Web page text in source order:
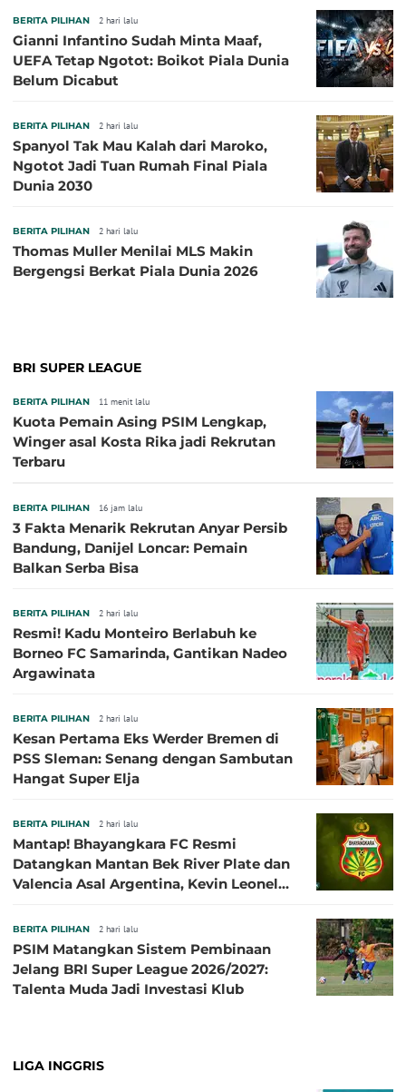
BERITA PILIHAN 2 hari lalu
Gianni Infantino Sudah Minta Maaf,
UEFA Tetap Ngotot: Boikot Piala Dunia
Belum Dicabut
BERITA PILIHAN 2 hari lalu
Spanyol Tak Mau Kalah dari Maroko,
Ngotot Jadi Tuan Rumah Final Piala
Dunia 2030
BERITA PILIHAN 2 hari lalu
Thomas Muller Menilai MLS Makin
Bergengsi Berkat Piala Dunia 2026
BRI SUPER LEAGUE
BERITA PILIHAN 11 menit lalu
Kuota Pemain Asing PSIM Lengkap,
Winger asal Kosta Rika jadi Rekrutan
Terbaru
BERITA PILIHAN 16 jam lalu
3 Fakta Menarik Rekrutan Anyar Persib
Bandung, Danijel Loncar: Pemain
Balkan Serba Bisa
BERITA PILIHAN 2 hari lalu
Resmi! Kadu Monteiro Berlabuh ke
Borneo FC Samarinda, Gantikan Nadeo
Argawinata
BERITA PILIHAN 2 hari lalu
Kesan Pertama Eks Werder Bremen di
PSS Sleman: Senang dengan Sambutan
Hangat Super Elja
BERITA PILIHAN 2 hari lalu
Mantap! Bhayangkara FC Resmi
Datangkan Mantan Bek River Plate dan
Valencia Asal Argentina, Kevin Leonel
BERITA PILIHAN 2 hari lalu
PSIM Matangkan Sistem Pembinaan
Jelang BRI Super League 2026/2027:
Talenta Muda Jadi Investasi Klub
LIGA INGGRIS